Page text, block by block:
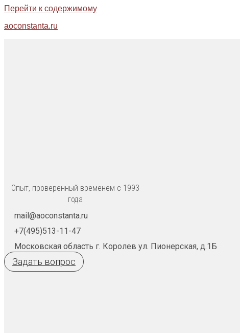
Перейти к содержимому
aoconstanta.ru
Опыт, проверенный временем с 1993
года
mail@aoconstanta.ru
+7(495)513-11-47
Московская область г. Королев ул. Пионерская, д.1Б
Задать вопрос